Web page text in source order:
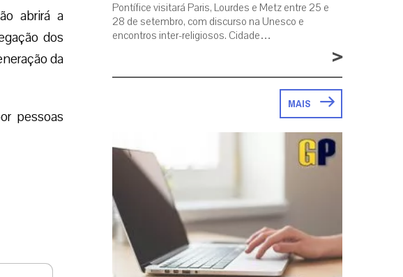
abrirá a
dos
da
pessoas
Pontífice visitará Paris, Lourdes e Metz entre 25 e
28 de setembro, com discurso na Unesco e
encontros inter-religiosos. Cidade…
>
MAIS